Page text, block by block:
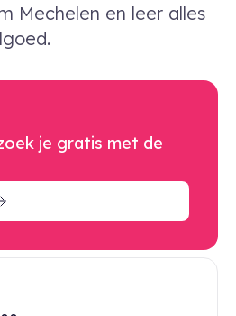
Mechelen en leer alles
je gratis met de